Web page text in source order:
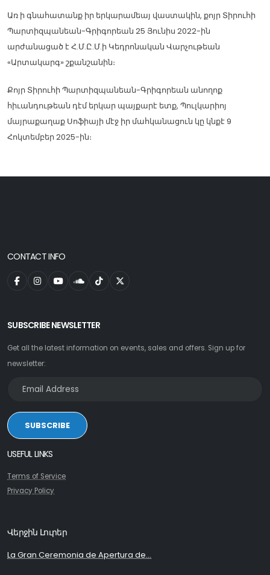
Առ ի գնահատանք իր երկարամեայ վաստակին, քոյր Տիրուհի
Պարտիզպանեան-Գրիգորեան 25 Յունիս 2022-ին
արժանացած է Հ.Մ.Ը.Մ.ի Կեդրոնական Վարչութեան
«Արտակարգ» շքանշանին։
Քոյր Տիրուհի Պարտիզպանեան-Գրիգորեան անողոք
հիւանդութեան դէմ երկար պայքարէ ետք, Պուլկարիոյ
մայրաքաղաք Սոֆիայի մէջ իր մահկանացուն կը կնքէ 9
Հոկտեմբեր 2025-ին։
CONTACT INFO
SUBSCRIBE NEWSLETTER
Get all the latest information on events, sales and offers. Sign up for
newsletter:
SUBSCRIBE
USEFUL LINKS
Terms of Service
Privacy Policy
Վերջին Լուրեր
La Gran Ceremonia de Apertura de...